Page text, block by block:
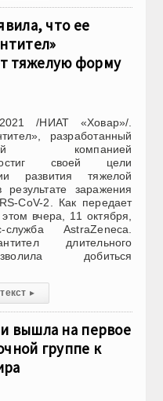
что ее
тяжелую форму
/НИАТ «Ховар»/.
разработанный
компанией
своей цели
развития тяжелой
заражения
CoV-2. Как передает
вчера, 11 октября,
AstraZeneca.
длительного
добиться
▸
вышла на первое
группе к